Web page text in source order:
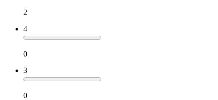
2
4
0
3
0